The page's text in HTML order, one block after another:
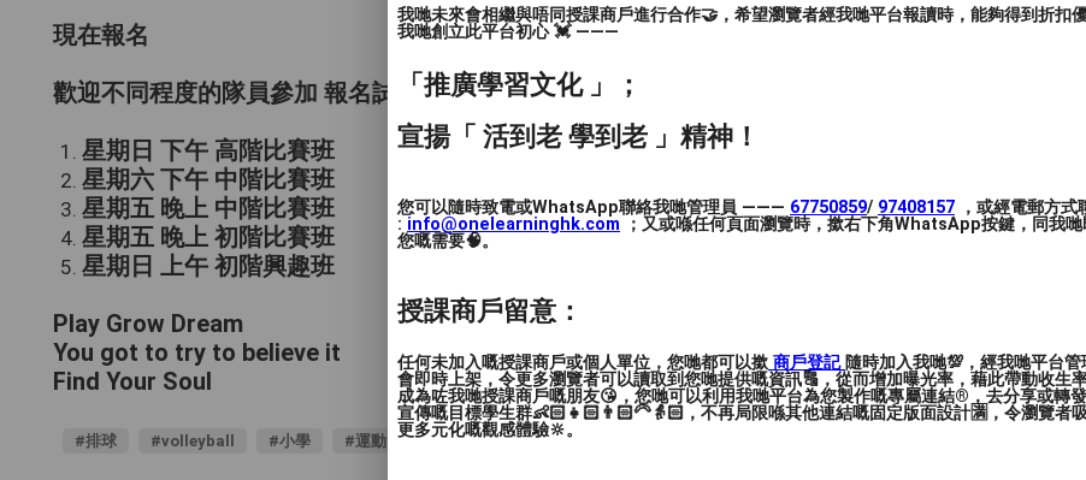
現在報名
歡迎不同程度的隊員參加 報名試堂
星期日 下午 高階比賽班
星期六 下午 中階比賽班
星期五 晚上 中階比賽班
星期五 晚上 初階比賽班
星期日 上午 初階興趣班
Play Grow Dream
You got to try to believe it
Find Your Soul
#排球 #volleyball #小學 #運動 #體能
我哋未來會相繼與唔同授課商戶進行合作🤝，希望瀏覽者經我哋平台報讀時，能夠得到折扣
我哋創立此平台初心 💓 ———
「推廣學習文化 」；
宣揚「 活到老 學到老 」精神！
您可以隨時致電或WhatsApp聯絡我哋管理員 ——— 67750859/ 97408157 ，或經電郵方式
: info@onelearninghk.com ；又或喺任何頁面瀏覽時，撳右下角WhatsApp按鍵，同我
您嘅需要🧠。
授課商戶留意：
任何未加入嘅授課商戶或個人單位，您哋都可以撳 商戶登記 隨時加入我哋💯，經我哋平台管
會即時上架，令更多瀏覽者可以讀取到您哋提供嘅資訊🔠，從而增加曝光率，藉此帶動收生
成為咗我哋授課商戶嘅朋友😘，您哋可以利用我哋平台為您製作嘅專屬連結®️，去分享或轉
宣傳嘅目標學生群👶🏻👧🏻👨🏻‍🦳👵🏻，不再局限喺其他連結嘅固定版面設計🈵，令瀏覽者
更多元化嘅觀感體驗🔆。